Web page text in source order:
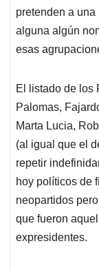
pretenden a
alguna algún
esas
El listado de los
Palomas,
Marta Lucia,
(al igual que el
repetir
hoy políticos de
neopartidos
que fueron
expresidentes.